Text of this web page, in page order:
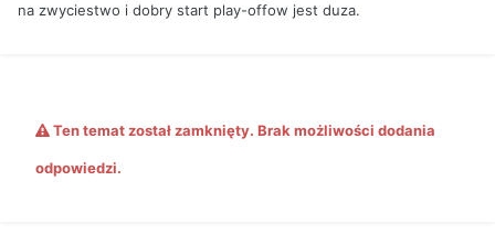
na zwyciestwo i dobry start play-offow jest duza.
Ten temat został zamknięty. Brak możliwości dodania
odpowiedzi.